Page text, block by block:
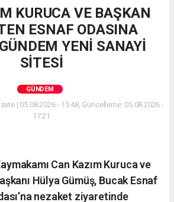
KURUCA VE BAŞKAN
ESNAF ODASINA
YENİ SANAYİ
SİTESİ
GÜNDEM
| 05.08.2026 - 15:48, Güncelleme: 05.08.2026 -
17:21
Can Kazım Kuruca ve
Hülya Gümüş, Bucak Esnaf
nezaket ziyaretinde